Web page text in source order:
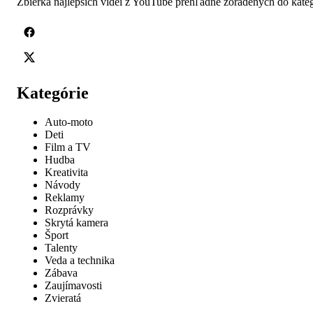
Kategórie
Auto-moto
Deti
Film a TV
Hudba
Kreativita
Návody
Reklamy
Rozprávky
Skrytá kamera
Šport
Talenty
Veda a technika
Zábava
Zaujímavosti
Zvieratá